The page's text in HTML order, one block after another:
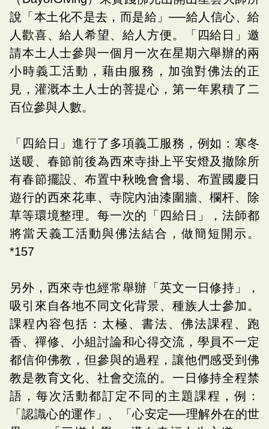
說「本土化不是去，而是給」──給人信心、給
人歡喜、給人希望、給人方便。「四給日」邀
請本土人士參與一個月一次在星期六舉辦的兩
小時義工活動，藉由服務，加強對佛法的正
見，灌溉本土人士的菩提心，第一年累積了二
百位參與人數。
「四給日」進行了多項義工服務，例如：寒冬
送暖、春節前後為西來寺掛上平安燈及撤除所
有春節擺設、布置中秋晚會會場、布置國慶日
遊行的西來花車、寺院內油漆圍牆、欄杆、除
草等環境整理。每一次的「四給日」，法師都
將當天義工活動與佛法結合，做簡短開示。
*157
另外，西來寺也經常舉辦「英文一日修持」，
吸引來自各地不同文化背景、種族人士參加。
課程內容包括：太極、書法、佛法課程、跑
香、禪修、小組討論和心得交流，學員不一定
都信仰佛教，但參與的過程，讓他們感受到佛
教是教育文化、社會交流的。一日修持全程禁
語，每次活動都訂定不同的主題課程，例：
「認識心的運作」、「心安定──理解外在的世